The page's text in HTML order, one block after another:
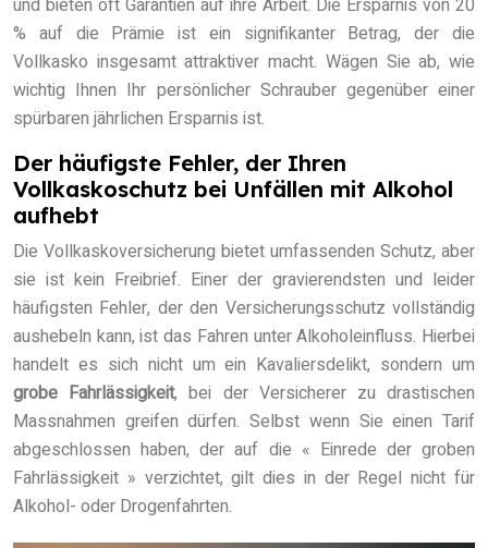
und bieten oft Garantien auf ihre Arbeit. Die Ersparnis von 20
% auf die Prämie ist ein signifikanter Betrag, der die
Vollkasko insgesamt attraktiver macht. Wägen Sie ab, wie
wichtig Ihnen Ihr persönlicher Schrauber gegenüber einer
spürbaren jährlichen Ersparnis ist.
Der häufigste Fehler, der Ihren
Vollkaskoschutz bei Unfällen mit Alkohol
aufhebt
Die Vollkaskoversicherung bietet umfassenden Schutz, aber
sie ist kein Freibrief. Einer der gravierendsten und leider
häufigsten Fehler, der den Versicherungsschutz vollständig
aushebeln kann, ist das Fahren unter Alkoholeinfluss. Hierbei
handelt es sich nicht um ein Kavaliersdelikt, sondern um
grobe Fahrlässigkeit, bei der Versicherer zu drastischen
Massnahmen greifen dürfen. Selbst wenn Sie einen Tarif
abgeschlossen haben, der auf die « Einrede der groben
Fahrlässigkeit » verzichtet, gilt dies in der Regel nicht für
Alkohol- oder Drogenfahrten.